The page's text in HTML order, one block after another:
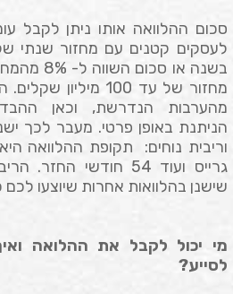
בשנה או
מהערבות הנדרשת, וכאן
הניתנת באופן פרטי. מעבר לכך
גרייס ועוד 54 חודשי
שישנן בהלוואות אחרות שיוצעו לכם
מי יכול לקבל את ההלואה
לסייע?